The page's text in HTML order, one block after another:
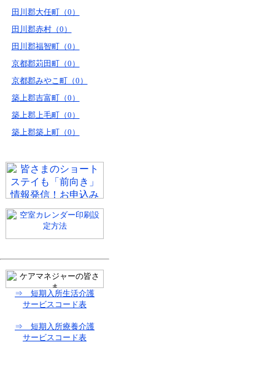
田川郡大任町（0）
田川郡赤村（0）
田川郡福智町（0）
京都郡苅田町（0）
京都郡みやこ町（0）
築上郡吉富町（0）
築上郡上毛町（0）
築上郡築上町（0）
⇒ 短期入所生活介護
サービスコード表
⇒ 短期入所療養介護
サービスコード表